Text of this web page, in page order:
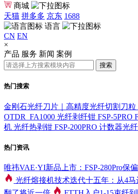
商城
天猫 拼多多 京东 1688
语言
CN EN
×
产品 服务 新闻 案例
搜索
热门搜索
金刚石光纤刀片｜高精度光纤切割刀粒
OTDR_FA1000 光纤剥纤钳 FSP-5PRO
机 光纤热剥钳 FSP-200PRO 计数器光
热门资讯
唯祎VAE·YI新品上市：FSP-280Pro保
光纤熔接机技术迭代十五年：从4